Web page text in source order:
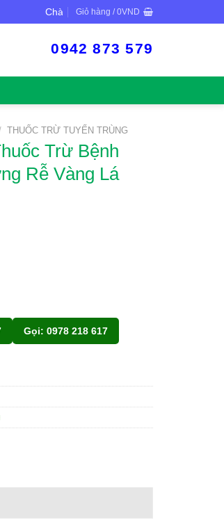
mừng bạn đến với VTNN Minh Dũng
Giỏ hàng /0VND
0942 873 579
THUỐC TRỪ TUYẾN TRÙNG
Trừ Bệnh
Rễ Vàng Lá
Gọi: 0978 218 617